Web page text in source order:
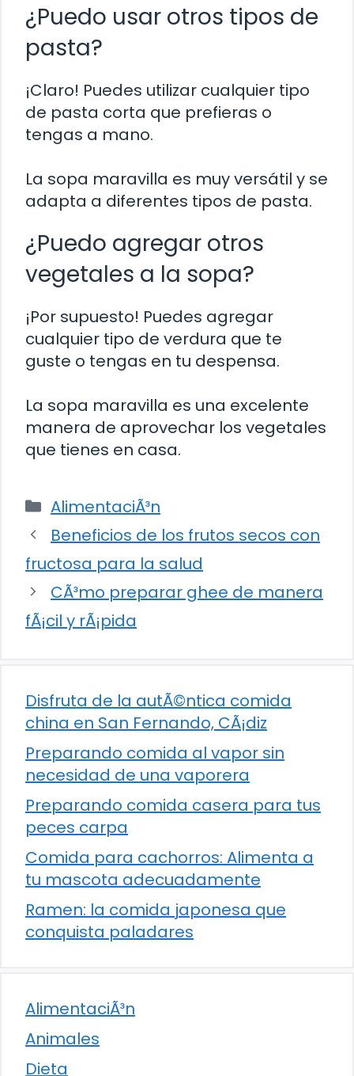
¿Puedo usar otros tipos de
pasta?
¡Claro! Puedes utilizar cualquier tipo
de pasta corta que prefieras o
tengas a mano.
La sopa maravilla es muy versátil y se
adapta a diferentes tipos de pasta.
¿Puedo agregar otros
vegetales a la sopa?
¡Por supuesto! Puedes agregar
cualquier tipo de verdura que te
guste o tengas en tu despensa.
La sopa maravilla es una excelente
manera de aprovechar los vegetales
que tienes en casa.
Categorías
AlimentaciÃ³n
Beneficios de los frutos secos con
fructosa para la salud
CÃ³mo preparar ghee de manera
fÃ¡cil y rÃ¡pida
Disfruta de la autÃ©ntica comida
china en San Fernando, CÃ¡diz
Preparando comida al vapor sin
necesidad de una vaporera
Preparando comida casera para tus
peces carpa
Comida para cachorros: Alimenta a
tu mascota adecuadamente
Ramen: la comida japonesa que
conquista paladares
AlimentaciÃ³n
Animales
Dieta